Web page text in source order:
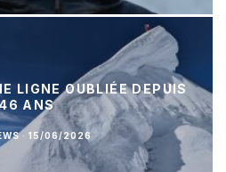
LIGNE OUBLIÉE DEPUIS
46 ANS
· 15/06/2026